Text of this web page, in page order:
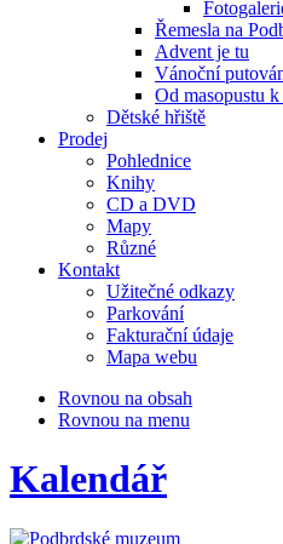
Řemesla na
Advent je tu
Vánoční
Od masopustu
Dětské hřiště
Prodej
Pohlednice
Knihy
CD a DVD
Mapy
Různé
Kontakt
Užitečné odkazy
Parkování
Fakturační údaje
Mapa webu
Rovnou na obsah
Rovnou na menu
Kalendář